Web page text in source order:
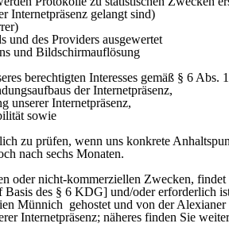
Internetpräsenz gelangt sind)
und des Providers ausgewertet
und Bildschirmauflösung
berechtigten Interesses gemäß § 6
der Internetpräsenz,
unserer Internetpräsenz,
sowie
zu prüfen, wenn uns konkrete
nach sechs Monaten.
oder nicht-kommerziellen Zwecken,
des § 6 KDG] und/oder erforderlich
Münnich gehostet und von der
Internetpräsenz; näheres finden Sie